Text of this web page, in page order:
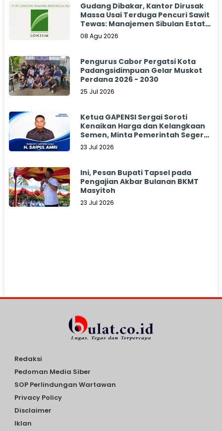
Gudang Dibakar, Kantor Dirusak
Massa Usai Terduga Pencuri Sawit
Tewas: Manajemen Sibulan Estate
Bungkam
08 Agu 2026
Pengurus Cabor Pergatsi Kota
Padangsidimpuan Gelar Muskot
Perdana 2026 - 2030
25 Jul 2026
Ketua GAPENSI Sergai Soroti
Kenaikan Harga dan Kelangkaan
Semen, Minta Pemerintah Segera
Bertindak
23 Jul 2026
Ini, Pesan Bupati Tapsel pada
Pengajian Akbar Bulanan BKMT
Masyitoh
23 Jul 2026
Redaksi
Pedoman Media Siber
SOP Perlindungan Wartawan
Privacy Policy
Disclaimer
Iklan